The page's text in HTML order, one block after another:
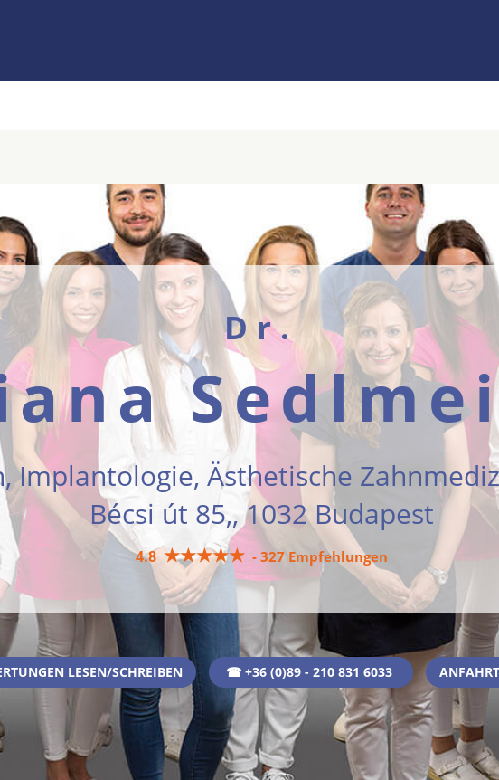
Dr.
Implantologie, Ästhetische
Bécsi út 85,, 1032 Budapest
4.8 ★★★★★ - 327 Empfehlungen
LESEN/SCHREIBEN ☎ +36 (0)89 - 210 831 6033